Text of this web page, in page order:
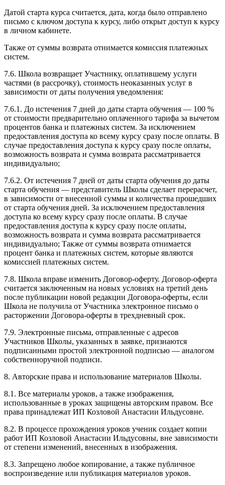
Датой старта курса считается, дата, когда было отправлено
письмо с ключом доступа к курсу, либо открыт доступ к курсу
в личном кабинете.
Также от суммы возврата отнимается комиссия платежных
систем.
7.6. Школа возвращает Участнику, оплатившему услуги
частями (в рассрочку), стоимость неоказанных услуг в
зависимости от даты получения уведомления:
7.6.1. До истечения 7 дней до даты старта обучения — 100 %
от стоимости предварительно оплаченного тарифа за вычетом
процентов банка и платежных систем. За исключением
предоставления доступа ко всему курсу сразу после оплаты. В
случае предоставления доступа к курсу сразу после оплаты,
возможность возврата и сумма возврата рассматривается
индивидуально;
7.6.2. От истечения 7 дней от даты старта обучения до даты
старта обучения — представитель Школы сделает перерасчет,
в зависимости от внесенной суммы и количества прошедших
от старта обучения дней. За исключением предоставления
доступа ко всему курсу сразу после оплаты. В случае
предоставления доступа к курсу сразу после оплаты,
возможность возврата и сумма возврата рассматривается
индивидуально; Также от суммы возврата отнимается
процент банка и платежных систем, которые являются
комиссией платежных систем.
7.8. Школа вправе изменить Договор-оферту. Договор-оферта
считается заключенным на новых условиях на третий день
после публикации новой редакции Договора-оферты, если
Школа не получила от Участника электронное письмо о
расторжении Договора-оферты в трехдневный срок.
7.9. Электронные письма, отправленные с адресов
Участников Школы, указанных в заявке, признаются
подписанными простой электронной подписью — аналогом
собственноручной подписи.
8. Авторские права и использование материалов Школы.
8.1. Все материалы уроков, а также изображения,
использованные в уроках защищены авторским правом. Все
права принадлежат ИП Козловой Анастасии Ильдусовне.
8.2. В процессе прохождения уроков ученик создает копии
работ ИП Козловой Анастасии Ильдусовны, вне зависимости
от степени изменений, внесенных в изображения.
8.3. Запрещено любое копирование, а также публичное
воспроизведение или публикация материалов уроков.